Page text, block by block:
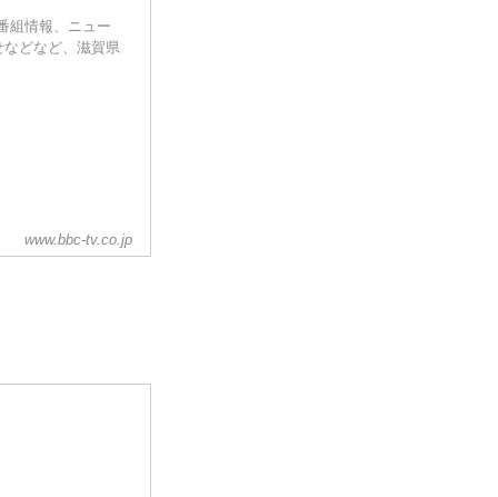
組情報、ニュー
どなど、滋賀県
www.bbc-tv.co.jp